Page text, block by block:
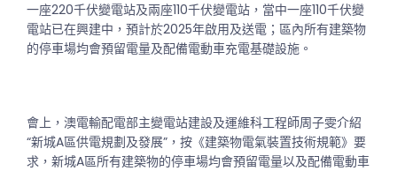
一座220千伏變電站及兩座110千伏變電站，當中一座110千伏變
電站已在興建中，預計於2025年啟用及送電；區內所有建築物
的停車場均會預留電量及配備電動車充電基礎設施。
會上，澳電輸配電部主變電站建設及運維科工程師周子雯介紹
“新城A區供電規劃及發展”，按《建築物電氣裝置技術規範》要
求，新城A區所有建築物的停車場均會預留電量以及配備電動車